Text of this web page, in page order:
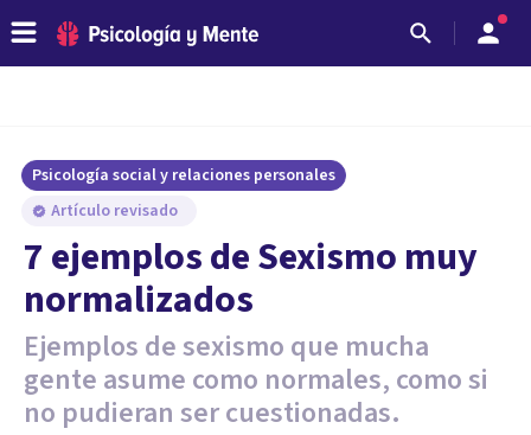
Psicología social y relaciones personales
Artículo revisado
7 ejemplos de Sexismo muy
normalizados
Ejemplos de sexismo que mucha
gente asume como normales, como si
no pudieran ser cuestionadas.